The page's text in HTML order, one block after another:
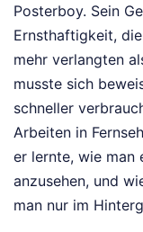
Posterboy. Sein
Ernsthaftigkeit,
mehr verlangten
musste sich
schneller
Arbeiten in
er lernte, wie man
anzusehen, und
man nur im